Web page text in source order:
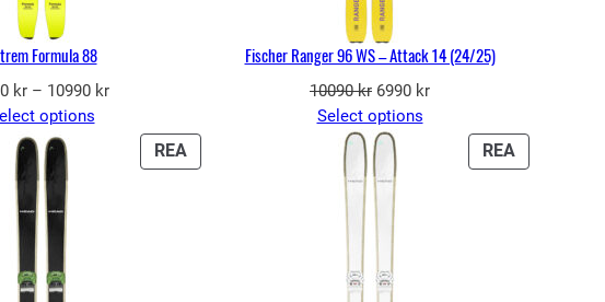
Formula 88
kr – 10990 krPrisintervall:
10990 kr
options
Fischer Ranger 96 WS – Attack 14 (24/25)
10090kr Det
ursprungliga
priset
var:
10090 kr.
6990 krDet
priset
Select options
REAPRODUKTER
PÅ
REAPRODUKTER
PÅ